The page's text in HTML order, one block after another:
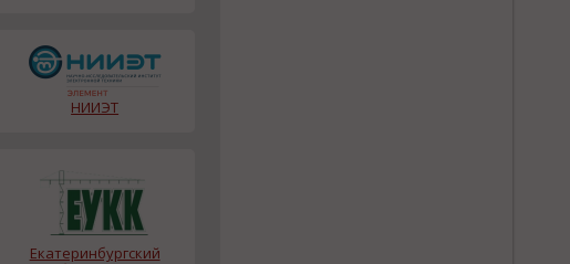
НИИЭТ
Екатеринбургский